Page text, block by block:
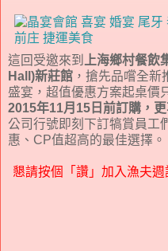
這回受邀來到 上海鄉村餐飲
Hall)新莊館 ，搶先品嚐全新
盛宴，超值優惠方案起桌價
2015年11月15日前訂購，
公司行號即刻下訂犒賞員工
惠、CP值超高的最佳選擇。
懇請按個「讚」加入漁夫